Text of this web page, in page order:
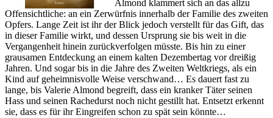
Almond klammert sich an das allzu
Offensichtliche: an ein Zerwürfnis innerhalb der Familie des zweiten
Opfers. Lange Zeit ist ihr der Blick jedoch verstellt für das Gift, das
in dieser Familie wirkt, und dessen Ursprung sie bis weit in die
Vergangenheit hinein zurückverfolgen müsste. Bis hin zu einer
grausamen Entdeckung an einem kalten Dezembertag vor dreißig
Jahren. Und sogar bis in die Jahre des Zweiten Weltkriegs, als ein
Kind auf geheimnisvolle Weise verschwand… Es dauert fast zu
lange, bis Valerie Almond begreift, dass ein kranker Täter seinen
Hass und seinen Rachedurst noch nicht gestillt hat. Entsetzt erkennt
sie, dass es für ihr Eingreifen schon zu spät sein könnte…